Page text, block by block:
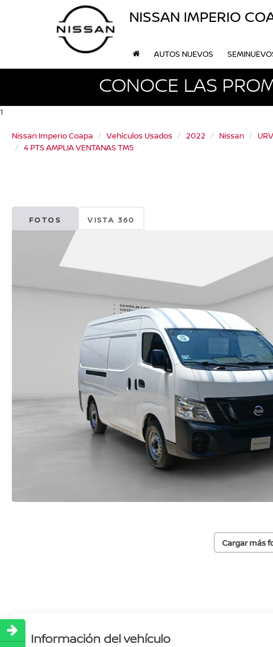
NISSAN IMPERIO
AUTOS NUEVOS
CONOCE LAS
1
Nissan Imperio Coapa Vehículos Usados 2022 Nissan
4 PTS AMPLIA VENTANAS TM5
FOTOS VISTA 360
Cargar más
Información del vehículo